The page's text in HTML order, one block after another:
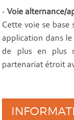
- Voie alternance/
Cette voie se base
application dans
de plus en plus
partenariat étroit